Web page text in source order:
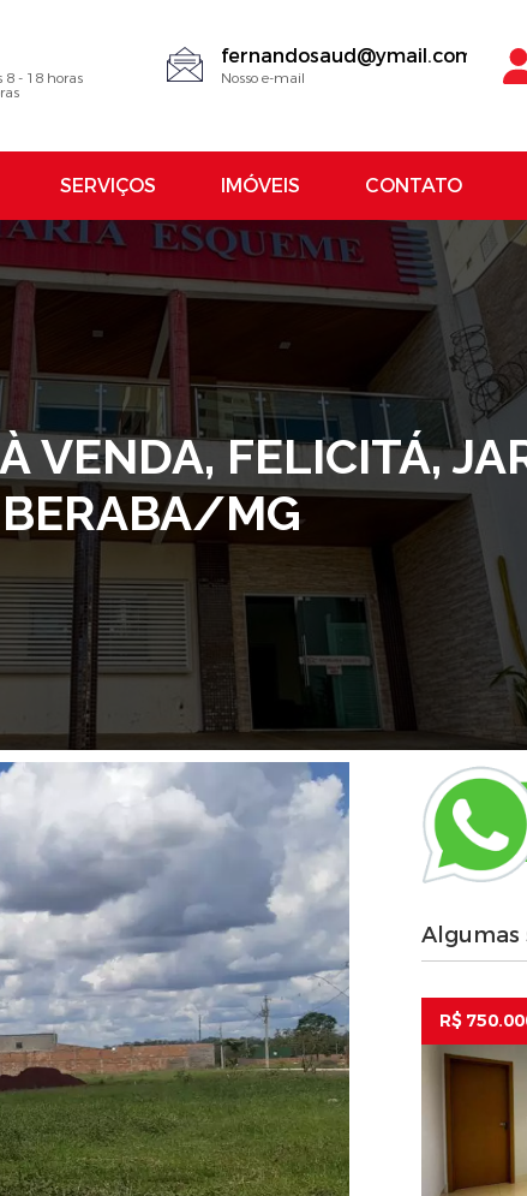
- 18 horas
fernandosaud@ymail.com
Nosso e-mail
SERVIÇOS IMÓVEIS CONTATO
VENDA, FELICITÁ,
MG
Algumas
R$